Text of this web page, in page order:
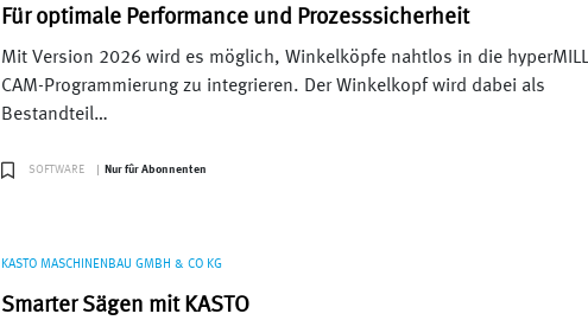
Für optimale Performance und Prozesssicherheit
Mit Version 2026 wird es möglich, Winkelköpfe nahtlos in die hyperMILL
CAM-Programmierung zu integrieren. Der Winkelkopf wird dabei als
Bestandteil…
SOFTWARE Nur fûr Abonnenten
KASTO MASCHINENBAU GMBH & CO KG
Smarter Sägen mit KASTO